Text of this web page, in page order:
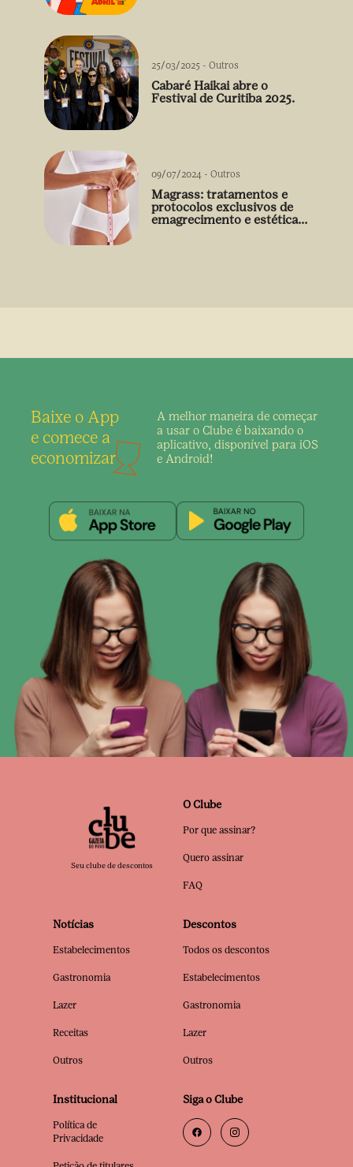
25/03/2025 - Outros
Cabaré Haikai abre o
Festival de Curitiba 2025.
09/07/2024 - Outros
Magrass: tratamentos e
protocolos exclusivos de
emagrecimento e estética
Baixe o App
e comece a
economizar
A melhor maneira de começar
a usar o Clube é baixando o
aplicativo, disponível para iOS
e Android!
Seu clube de descontos
O Clube
Por que assinar?
Quero assinar
FAQ
Notícias
Estabelecimentos
Gastronomia
Lazer
Receitas
Outros
Descontos
Todos os descontos
Estabelecimentos
Gastronomia
Lazer
Outros
Institucional
Política de
Privacidade
Siga o Clube